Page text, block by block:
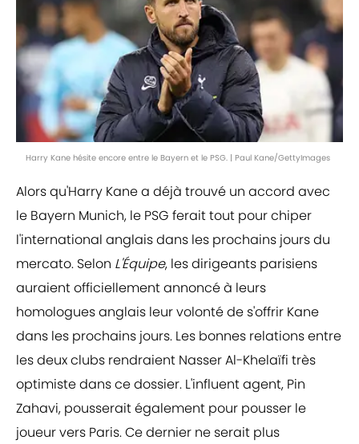
Harry Kane hésite encore entre le Bayern et le PSG. | Paul Kane/GettyImages
Alors qu'Harry Kane a déjà trouvé un accord avec
le Bayern Munich, le PSG ferait tout pour chiper
l'international anglais dans les prochains jours du
mercato. Selon L'Équipe, les dirigeants parisiens
auraient officiellement annoncé à leurs
homologues anglais leur volonté de s'offrir Kane
dans les prochains jours. Les bonnes relations entre
les deux clubs rendraient Nasser Al-Khelaïfi très
optimiste dans ce dossier. L'influent agent, Pin
Zahavi, pousserait également pour pousser le
joueur vers Paris. Ce dernier ne serait plus